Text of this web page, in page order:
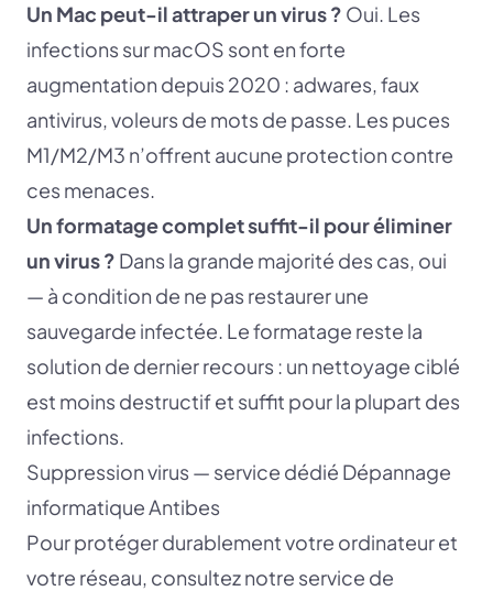
Un Mac peut-il attraper un virus ? Oui. Les
infections sur macOS sont en forte
augmentation depuis 2020 : adwares, faux
antivirus, voleurs de mots de passe. Les puces
M1/M2/M3 n’offrent aucune protection contre
ces menaces.
Un formatage complet suffit-il pour éliminer
un virus ? Dans la grande majorité des cas, oui
— à condition de ne pas restaurer une
sauvegarde infectée. Le formatage reste la
solution de dernier recours : un nettoyage ciblé
est moins destructif et suffit pour la plupart des
infections.
Suppression virus — service dédié Dépannage
informatique Antibes
Pour protéger durablement votre ordinateur et
votre réseau, consultez notre service de